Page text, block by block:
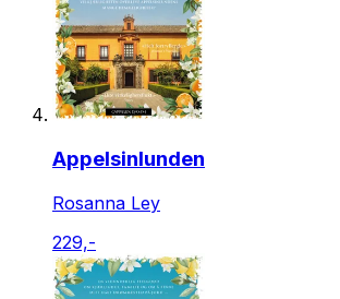
Appelsinlunden
Rosanna Ley
229,-